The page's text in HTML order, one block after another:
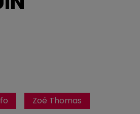
Zoé Thomas